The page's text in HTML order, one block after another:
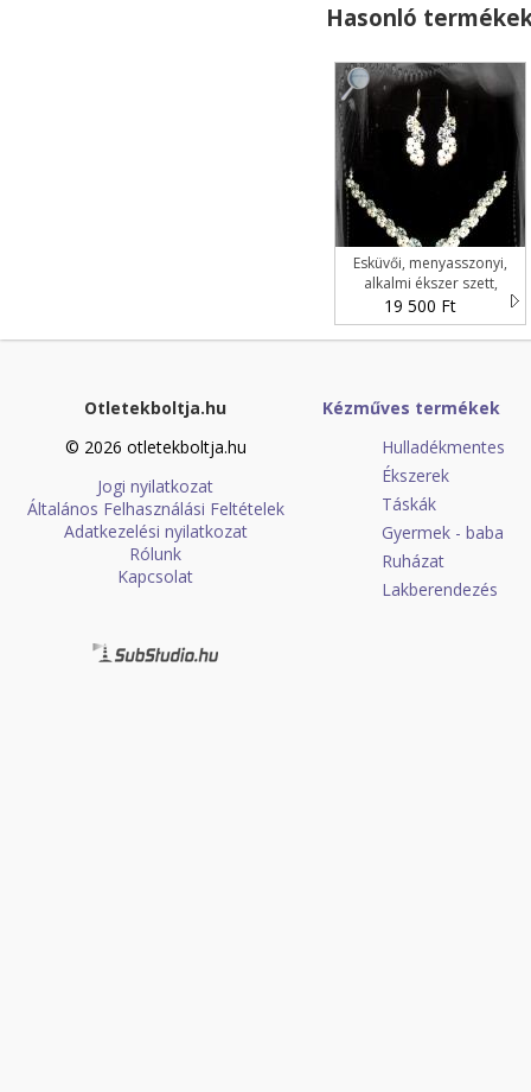
Hasonló
Esküvői, menyasszonyi,
alkalmi ékszer szett,
swarovszki kristály SSZ-
ESW01-1
19 500 Ft
Otletekboltja.hu
© 2026 otletekboltja.hu
Jogi nyilatkozat
Általános Felhasználási Feltételek
Adatkezelési nyilatkozat
Rólunk
Kapcsolat
Kézműves termékek
Hulladékmentes
Ékszerek
Táskák
Gyermek - baba
Ruházat
Lakberendezés